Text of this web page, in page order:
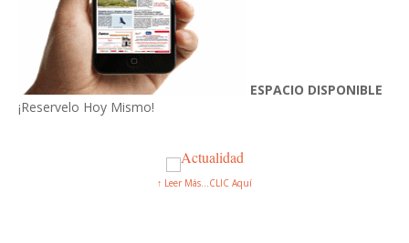
ESPACIO DISPONIBLE
¡Reservelo Hoy Mismo!
↑ Leer Más...CLIC Aquí